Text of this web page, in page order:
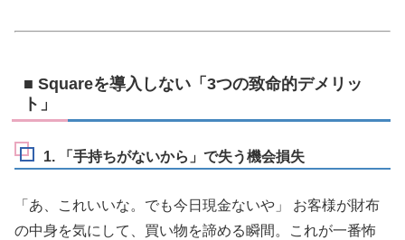
■ Squareを導入しない「3つの致命的デメリッ
ト」
1. 「手持ちがないから」で失う機会損失
「あ、これいいな。でも今日現金ないや」 お客様が財布
の中身を気にして、買い物を諦める瞬間。これが一番怖